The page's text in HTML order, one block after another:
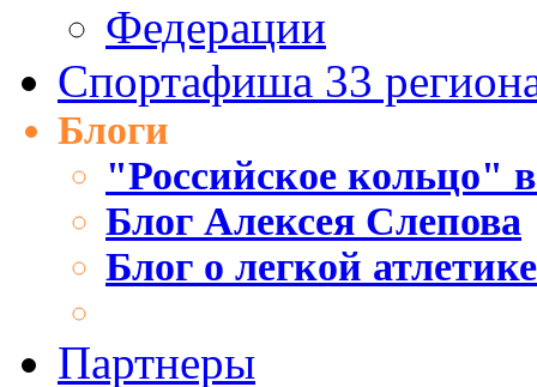
Федерации
Спортафиша 33
Блоги
"Российское кольцо"
Блог Алексея Слепова
Блог о легкой
Партнеры